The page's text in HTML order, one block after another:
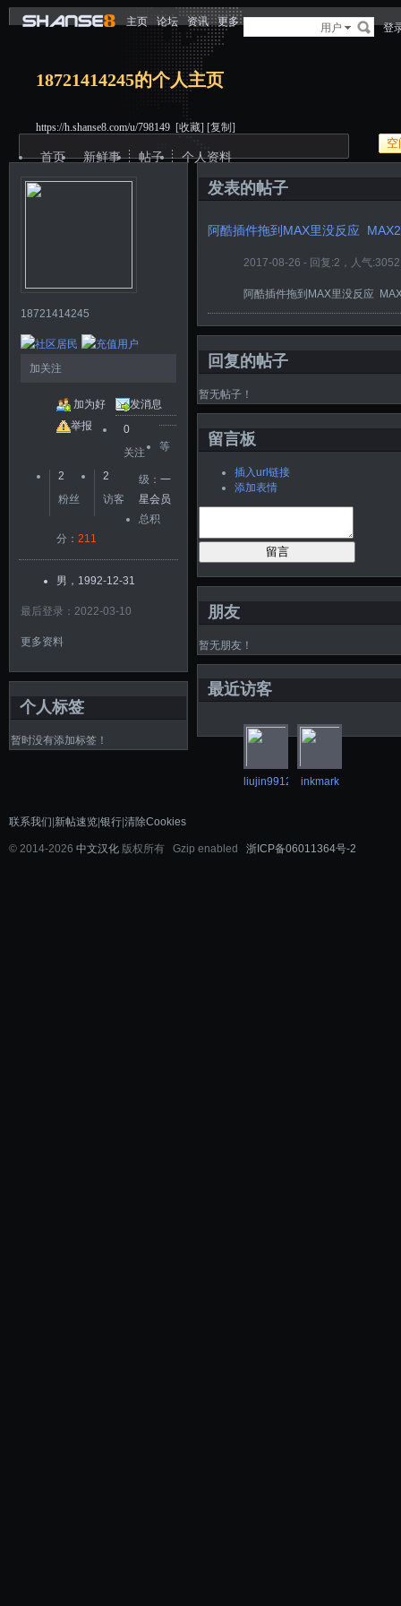
主页 论坛 资讯 更多 用户 登
18721414245的个人主页
https://h.shanse8.com/u/798149 [收藏] [复制]
空
首页 新鲜事 帖子 个人资料
18721414245
加关注
加为好
友
发消息
举报
0
关注
2
粉丝
2
访客
等
级：一
星会员
总积
分： 211
男，1992-12-31
最后登录：2022-03-10
更多资料
个人标签
暂时没有添加标签！
发表的帖子
阿酷插件拖到MAX里没反应
2017-08-26 - 回复:2，人气
阿酷插件拖到MAX里没反应
回复的帖子
暂无帖子！
留言板
插入url链接
添加表情
留言
朋友
暂无朋友！
最近访客
liujin9912 inkmark
联系我们 新帖速览 银行 清除Cookies
© 2014-2026 中文汉化 版权所有 Gzip enabled 浙ICP备06011364号-2